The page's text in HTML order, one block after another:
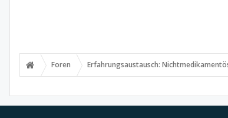
Foren Erfahrungsaustausch: